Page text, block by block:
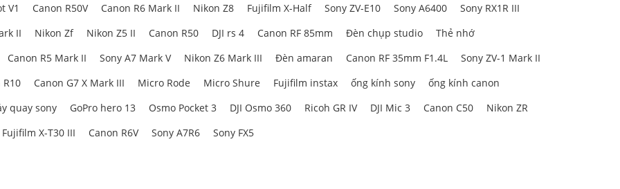
V1 Canon R50V Canon R6 Mark II Nikon Z8 Fujifilm X-Half Sony ZV-E10 Sony A6400
Sony RX1R III
II Nikon Zf Nikon Z5 II Canon R50 DJI rs 4 Canon RF 85mm Đèn chụp studio
Thẻ nhớ
Canon R5 Mark II Sony A7 Mark V Nikon Z6 Mark III Đèn amaran Canon RF 35mm F1.4L
Sony ZV-1 Mark II
R10 Canon G7 X Mark III Micro Rode Micro Shure Fujifilm instax ống kính sony
ống kính canon
quay sony GoPro hero 13 Osmo Pocket 3 DJI Osmo 360 Ricoh GR IV DJI Mic 3 Canon C50
Nikon ZR
Fujifilm X-T30 III Canon R6V Sony A7R6 Sony FX5